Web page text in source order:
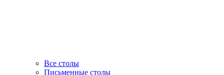
Все столы
Письменные столы